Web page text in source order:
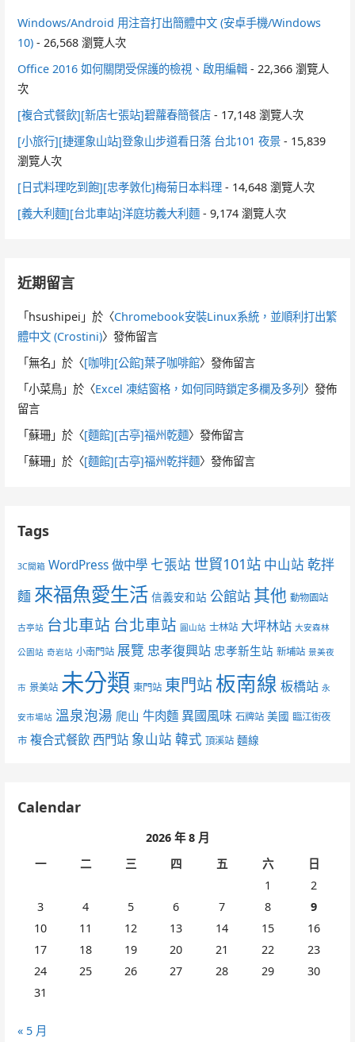
Windows/Android 用注音打出簡體中文 (安卓手機/Windows
10) - 26,568 瀏覽人次
Office 2016 如何關閉受保護的檢視、啟用編輯 - 22,366 瀏覽人
次
[複合式餐飲][新店七張站]碧蘿春簡餐店 - 17,148 瀏覽人次
[小旅行][捷運象山站]登象山步道看日落 台北101 夜景 - 15,839
瀏覽人次
[日式料理吃到飽][忠孝敦化]梅菊日本料理 - 14,648 瀏覽人次
[義大利麵][台北車站]洋庭坊義大利麵 - 9,174 瀏覽人次
近期留言
「hsushipei 」於〈Chromebook安裝Linux系統，並順利打出繁
體中文 (Crostini)〉發佈留言
「無名 」於〈[咖啡][公館]葉子咖啡館〉發佈留言
「小菜鳥 」於〈Excel 凍結窗格，如何同時鎖定多欄及多列〉發佈
留言
「蘇珊 」於〈[麵館][古亭]福州乾麵〉發佈留言
「蘇珊 」於〈[麵館][古亭]福州乾拌麵〉發佈留言
Tags
3C開箱 WordPress 做中學 七張站 世貿101站 中山站 乾拌
麵 來福魚愛生活 信義安和站 公館站 其他 動物園站
古亭站 台北車站 台北車站 圓山站 士林站 大坪林站 大安森林
公園站 奇岩站 小南門站 展覽 忠孝復興站 忠孝新生站 新埔站 景美夜
市 景美站 未分類 東門站 東門站板南線 板橋站 永
安市場站 溫泉泡湯 爬山 牛肉麵 異國風味 石牌站 美國 臨江街夜
市 複合式餐飲 西門站 象山站 韓式 頂溪站 麵線
Calendar
2026 年 8 月
一
二 三 四 五 六
日
1
2
3
4 5 6 7 8
9
10
11 12 13 14 15
16
17
18 19 20 21 22
23
24
25 26 27 28 29
30
31
« 5 月